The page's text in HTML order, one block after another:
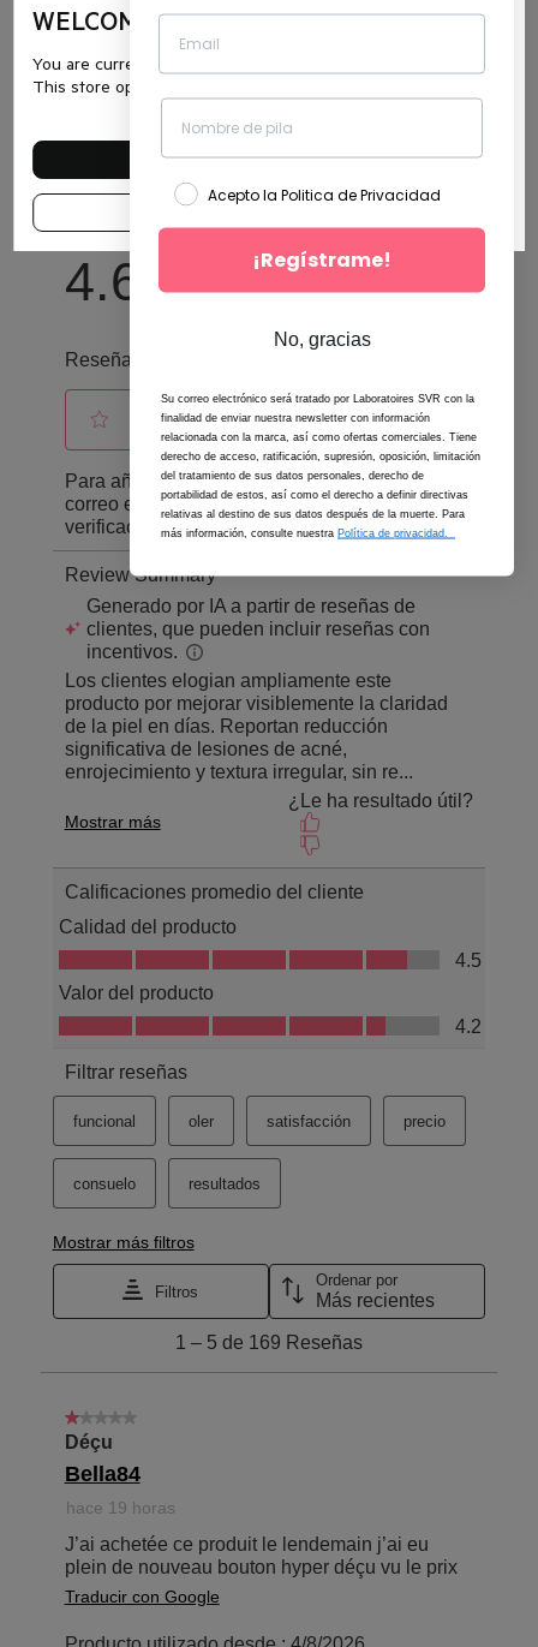
WELCOME ON SVR
You are currently browsing the website es.svr.com.
This store operates in Spain.
CONTINUE IN THIS SHOP
SEE OTHER COUNTRIES
Acepto la Politica de Privacidad
¡Regístrame!
No, gracias
Su correo electrónico será tratado por Laboratoires SVR con la
finalidad de enviar nuestra newsletter con información
relacionada con la marca, así como ofertas comerciales. Tiene
derecho de acceso, ratificación, supresión, oposición, limitación
del tratamiento de sus datos personales, derecho de
portabilidad de estos, así como el derecho a definir directivas
relativas al destino de sus datos después de la muerte. Para
más información, consulte nuestra Política de privacidad.